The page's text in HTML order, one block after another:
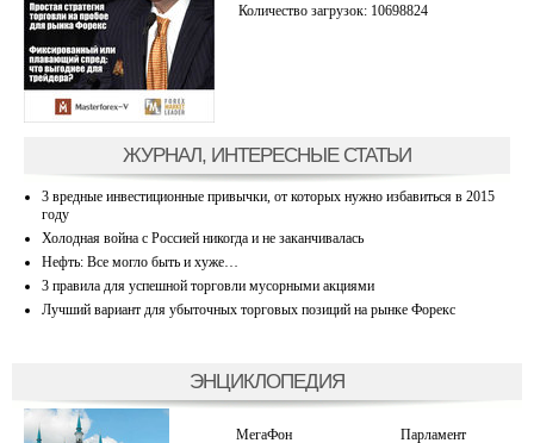
Количество загрузок: 10698824
ЖУРНАЛ, ИНТЕРЕСНЫЕ СТАТЬИ
3 вредные инвестиционные привычки, от которых нужно избавиться в 2015
году
Холодная война с Россией никогда и не заканчивалась
Нефть: Все могло быть и хуже…
3 правила для успешной торговли мусорными акциями
Лучший вариант для убыточных торговых позиций на рынке Форекс
ЭНЦИКЛОПЕДИЯ
МегаФон Парламент